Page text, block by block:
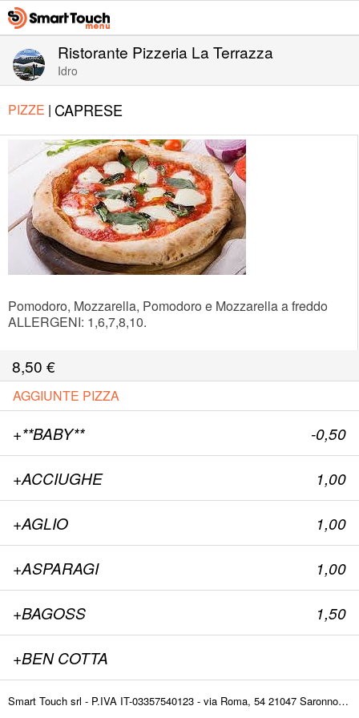
Ristorante Pizzeria La Terrazza
Idro
PIZZE | CAPRESE
Pomodoro, Mozzarella, Pomodoro e Mozzarella a freddo
ALLERGENI: 1,6,7,8,10.
8,50 €
AGGIUNTE PIZZA
+**BABY** -0,50
+ACCIUGHE 1,00
+AGLIO 1,00
+ASPARAGI 1,00
+BAGOSS 1,50
+BEN COTTA
+BRESAOLA 1,00Smart Touch srl - P.IVA IT-03357540123 - via Roma, 54 21047 Saronno (VA) ITALY